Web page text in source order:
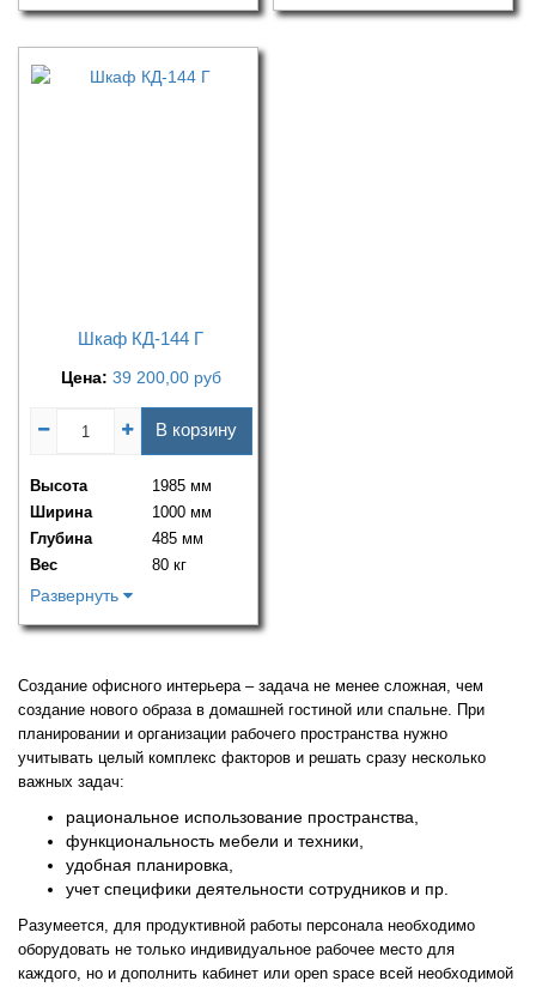
Шкаф КД-144 Г
Цена: 39 200,00 руб
В корзину
Высота
1985 мм
Ширина
1000 мм
Глубина
485 мм
Вес
80 кг
Развернуть
Создание офисного интерьера – задача не менее сложная, чем
создание нового образа в домашней гостиной или спальне. При
планировании и организации рабочего пространства нужно
учитывать целый комплекс факторов и решать сразу несколько
важных задач:
рациональное использование пространства,
функциональность мебели и техники,
удобная планировка,
учет специфики деятельности сотрудников и пр.
Разумеется, для продуктивной работы персонала необходимо
оборудовать не только индивидуальное рабочее место для
каждого, но и дополнить кабинет или open space всей необходимой